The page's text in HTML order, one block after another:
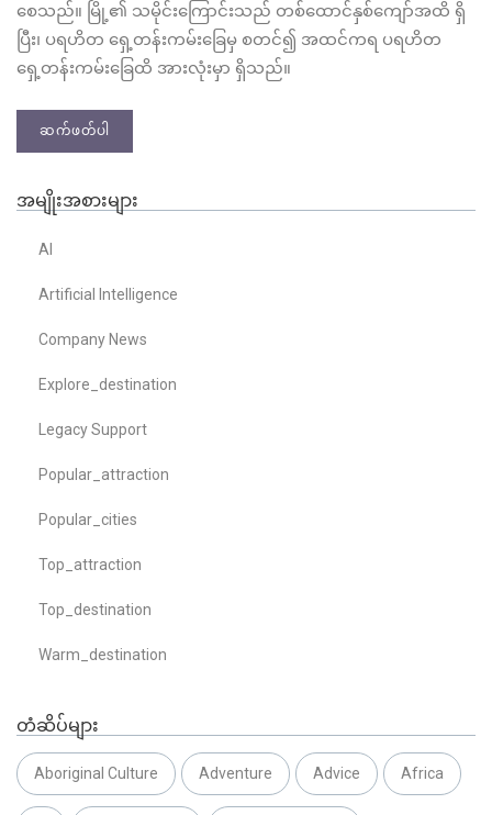
စေသည်။ မြို့၏ သမိုင်းကြောင်းသည် တစ်ထောင်နှစ်ကျော်အထိ ရှိ
ပြီး၊ ပရဟိတ ရှေ့တန်းကမ်းခြေမှ စတင်၍ အထင်ကရ ပရဟိတ
ရှေ့တန်းကမ်းခြေထိ အားလုံးမှာ ရှိသည်။
ဆက်ဖတ်ပါ
အမျိုးအစားများ
AI
Artificial Intelligence
Company News
Explore_destination
Legacy Support
Popular_attraction
Popular_cities
Top_attraction
Top_destination
Warm_destination
တံဆိပ်များ
Aboriginal Culture Adventure Advice Africa